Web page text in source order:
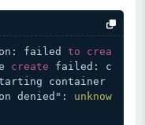
failed to
crea
create failed: c
container
denied": unknow